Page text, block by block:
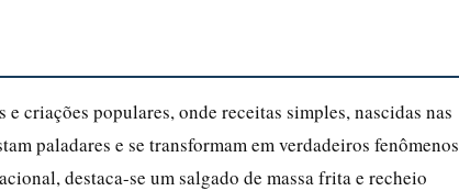
criações populares, onde receitas simples, nascidas nas
paladares e se transformam em verdadeiros fenômenos
destaca-se um salgado de massa frita e recheio